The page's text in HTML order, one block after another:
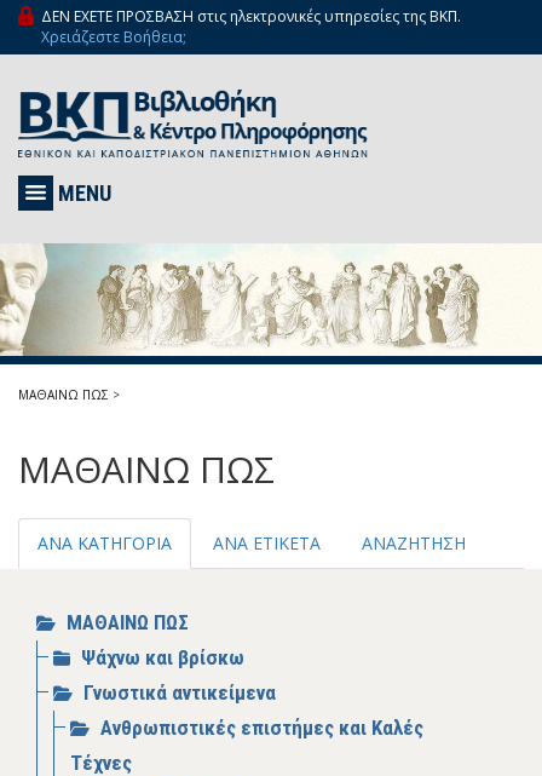
ΔΕΝ ΕΧΕΤΕ ΠΡΟΣΒΑΣΗ στις ηλεκτρονικές υπηρεσίες της ΒΚΠ.
Χρειάζεστε Βοήθεια;
MENU
ΜΑΘΑΙΝΩ ΠΩΣ >
ΜΑΘΑΙΝΩ ΠΩΣ
ΑΝΑ ΚΑΤΗΓΟΡΙΑ ΑΝΑ ΕΤΙΚΕΤΑ ΑΝΑΖΗΤΗΣΗ
ΜΑΘΑΙΝΩ ΠΩΣ
Ψάχνω και βρίσκω
Γνωστικά αντικείμενα
Ανθρωπιστικές επιστήμες και Καλές
Τέχνες